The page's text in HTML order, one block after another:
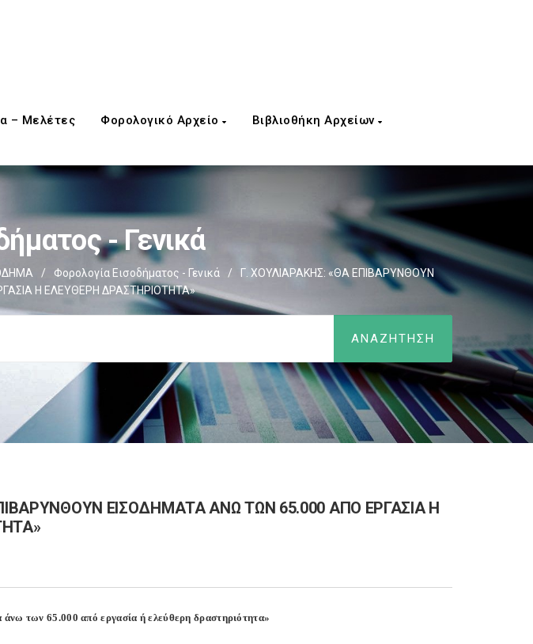
– Μελέτες Φορολογικό Αρχείο Βιβλιοθήκη Αρχείων
- Γενικά
/ Φορολογία Εισοδήματος - Γενικά /
Γ. ΧΟΥΛΙΑΡΑΚΗΣ: «ΘΑ ΕΠΙΒΑΡΥΝΘΟΥΝ
Η ΕΛΕΥΘΕΡΗ ΔΡΑΣΤΗΡΙΟΤΗΤΑ»
ΕΙΣΟΔΗΜΑΤΑ ΑΝΩ ΤΩΝ 65.000 ΑΠΟ ΕΡΓΑΣΙΑ Η
των 65.000 από εργασία ή ελεύθερη δραστηριότητα»